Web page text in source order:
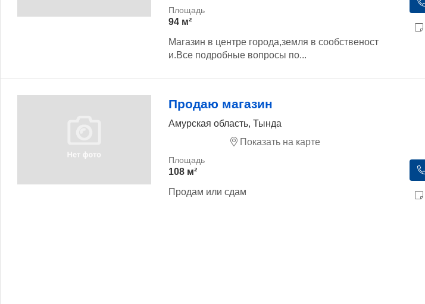
94 м²
Магазин в центре города,земля в сообственост
и.Все подробные вопросы по...
Продаю магазин
Амурская область, Тында
Показать на карте
108 м²
Продам или сдам